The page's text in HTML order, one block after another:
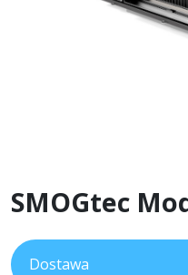
SMOGtec
Dostawa